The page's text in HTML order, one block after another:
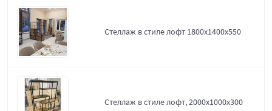
Стеллаж в стиле лофт 1800х1400х550
Стеллаж в стиле лофт, 2000х1000х300